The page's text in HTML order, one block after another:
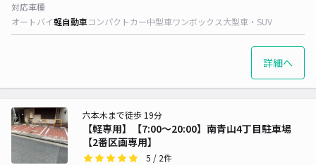
対応車種
オートバイ軽自動車コンパクトカー中型車ワンボックス大型車・SUV
詳細へ
【軽専用】【7:00～20:00】南青山4丁目駐車場
【2番区画専用】
六本木まで徒歩 19分
5 / 2件